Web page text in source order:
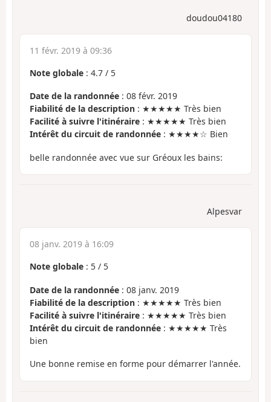
doudou04180
11 févr. 2019 à 09:36
Note globale : 4.7 / 5
Date de la randonnée : 08 févr. 2019
Fiabilité de la description : ★★★★★ Très bien
Facilité à suivre l'itinéraire : ★★★★★ Très bien
Intérêt du circuit de randonnée : ★★★★☆ Bien
belle randonnée avec vue sur Gréoux les bains:
Alpesvar
08 janv. 2019 à 16:09
Note globale : 5 / 5
Date de la randonnée : 08 janv. 2019
Fiabilité de la description : ★★★★★ Très bien
Facilité à suivre l'itinéraire : ★★★★★ Très bien
Intérêt du circuit de randonnée : ★★★★★ Très
bien
Une bonne remise en forme pour démarrer l'année.